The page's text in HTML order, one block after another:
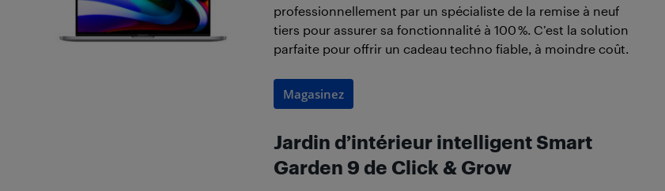
professionnellement par un spécialiste de la remise à neuf
tiers pour assurer sa fonctionnalité à 100 %. C’est la solution
parfaite pour offrir un cadeau techno fiable, à moindre coût.
Magasinez
Jardin d’intérieur intelligent Smart
Garden 9 de Click & Grow